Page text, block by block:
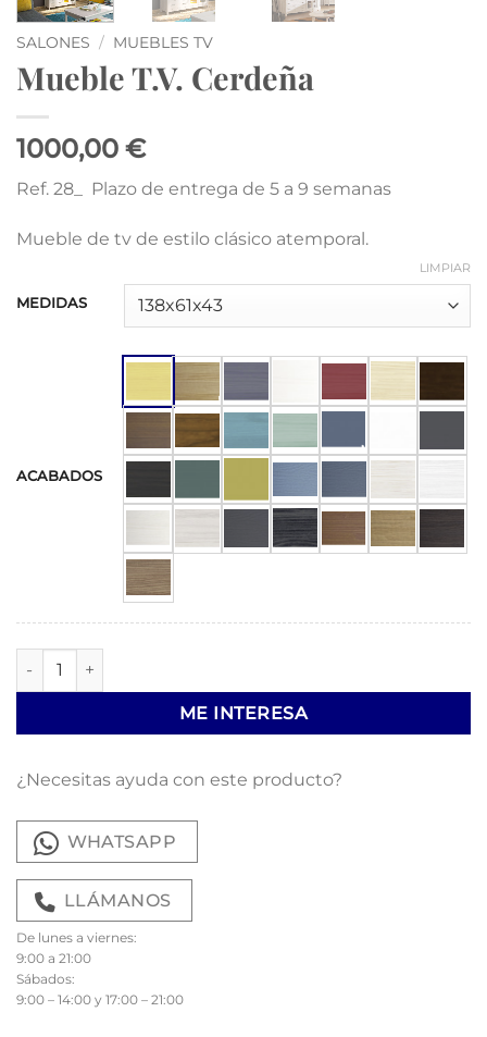
SALONES / MUEBLES TV
Mueble T.V. Cerdeña
1000,00 €
Ref. 28_ Plazo de entrega de 5 a 9 semanas
Mueble de tv de estilo clásico atemporal.
MEDIDAS
ACABADOS
LIMPIAR
Mueble T.V. Cerdeña cantidad
ME INTERESA
¿Necesitas ayuda con este producto?
WHATSAPP
LLÁMANOS
De lunes a viernes:
9:00 a 21:00
Sábados:
9:00 – 14:00 y 17:00 – 21:00